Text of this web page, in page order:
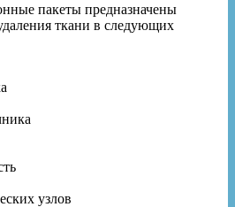
пакеты предназначены
ткани в следующих
узлов